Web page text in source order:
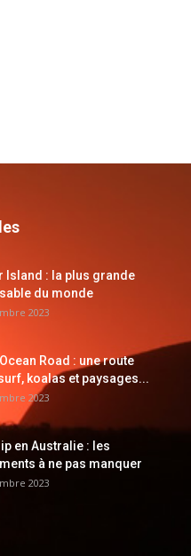
Island : la plus grande
du monde
2023
Road : une route
koalas et paysages...
2023
en Australie : les
à ne pas manquer
2023